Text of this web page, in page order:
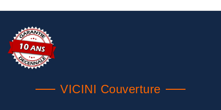
VICINI Couverture